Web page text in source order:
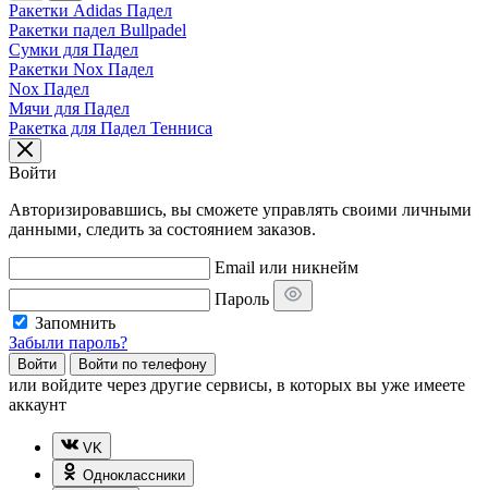
Ракетки Adidas Падел
Ракетки падел Bullpadel
Сумки для Падел
Ракетки Nox Падел
Nox Падел
Мячи для Падел
Ракетка для Падел Тенниса
Войти
Авторизировавшись, вы сможете управлять своими личными
данными, следить за состоянием заказов.
Email или никнейм
Пароль
Запомнить
Забыли пароль?
Войти Войти по телефону
или войдите через другие сервисы, в которых вы уже имеете
аккаунт
VK
Одноклассники